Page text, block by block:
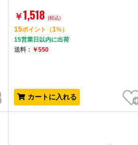
￥1,518 (税込)
15ポイント （1%）
15営業日以内に出荷
送料： ￥550
カートに入れる
お気に入り